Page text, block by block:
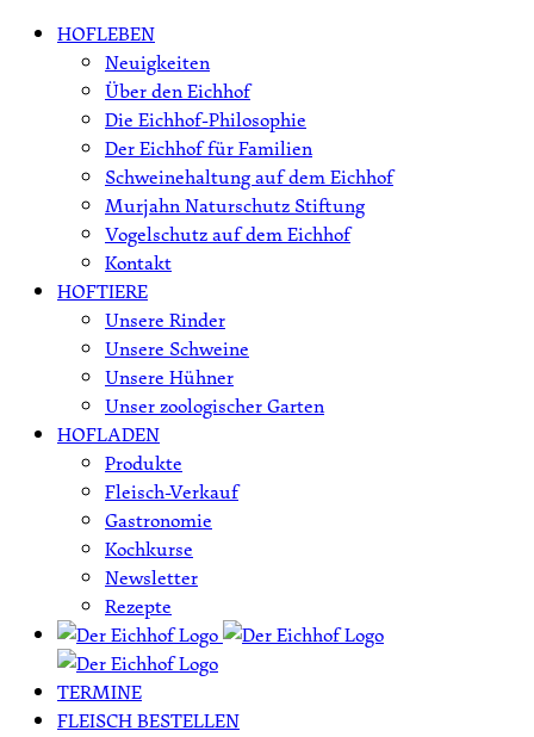
Skip HOFLEBEN
Neuigkeiten
Über den Eichhof
Die Eichhof-Philosophie
Der Eichhof für Familien
Schweinehaltung auf dem Eichhof
Murjahn Naturschutz Stiftung
Vogelschutz auf dem Eichhof
Kontakt
HOFTIERE
Unsere Rinder
Unsere Schweine
Unsere Hühner
Unser zoologischer Garten
HOFLADEN
Produkte
Fleisch-Verkauf
Gastronomie
Kochkurse
Newsletter
Rezepte
TERMINE
FLEISCH BESTELLEN